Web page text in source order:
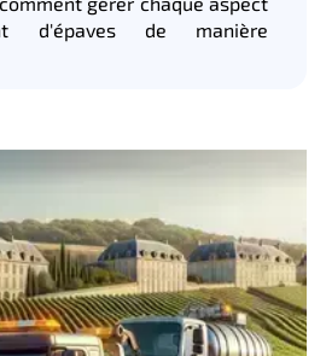
d'épaves de manière